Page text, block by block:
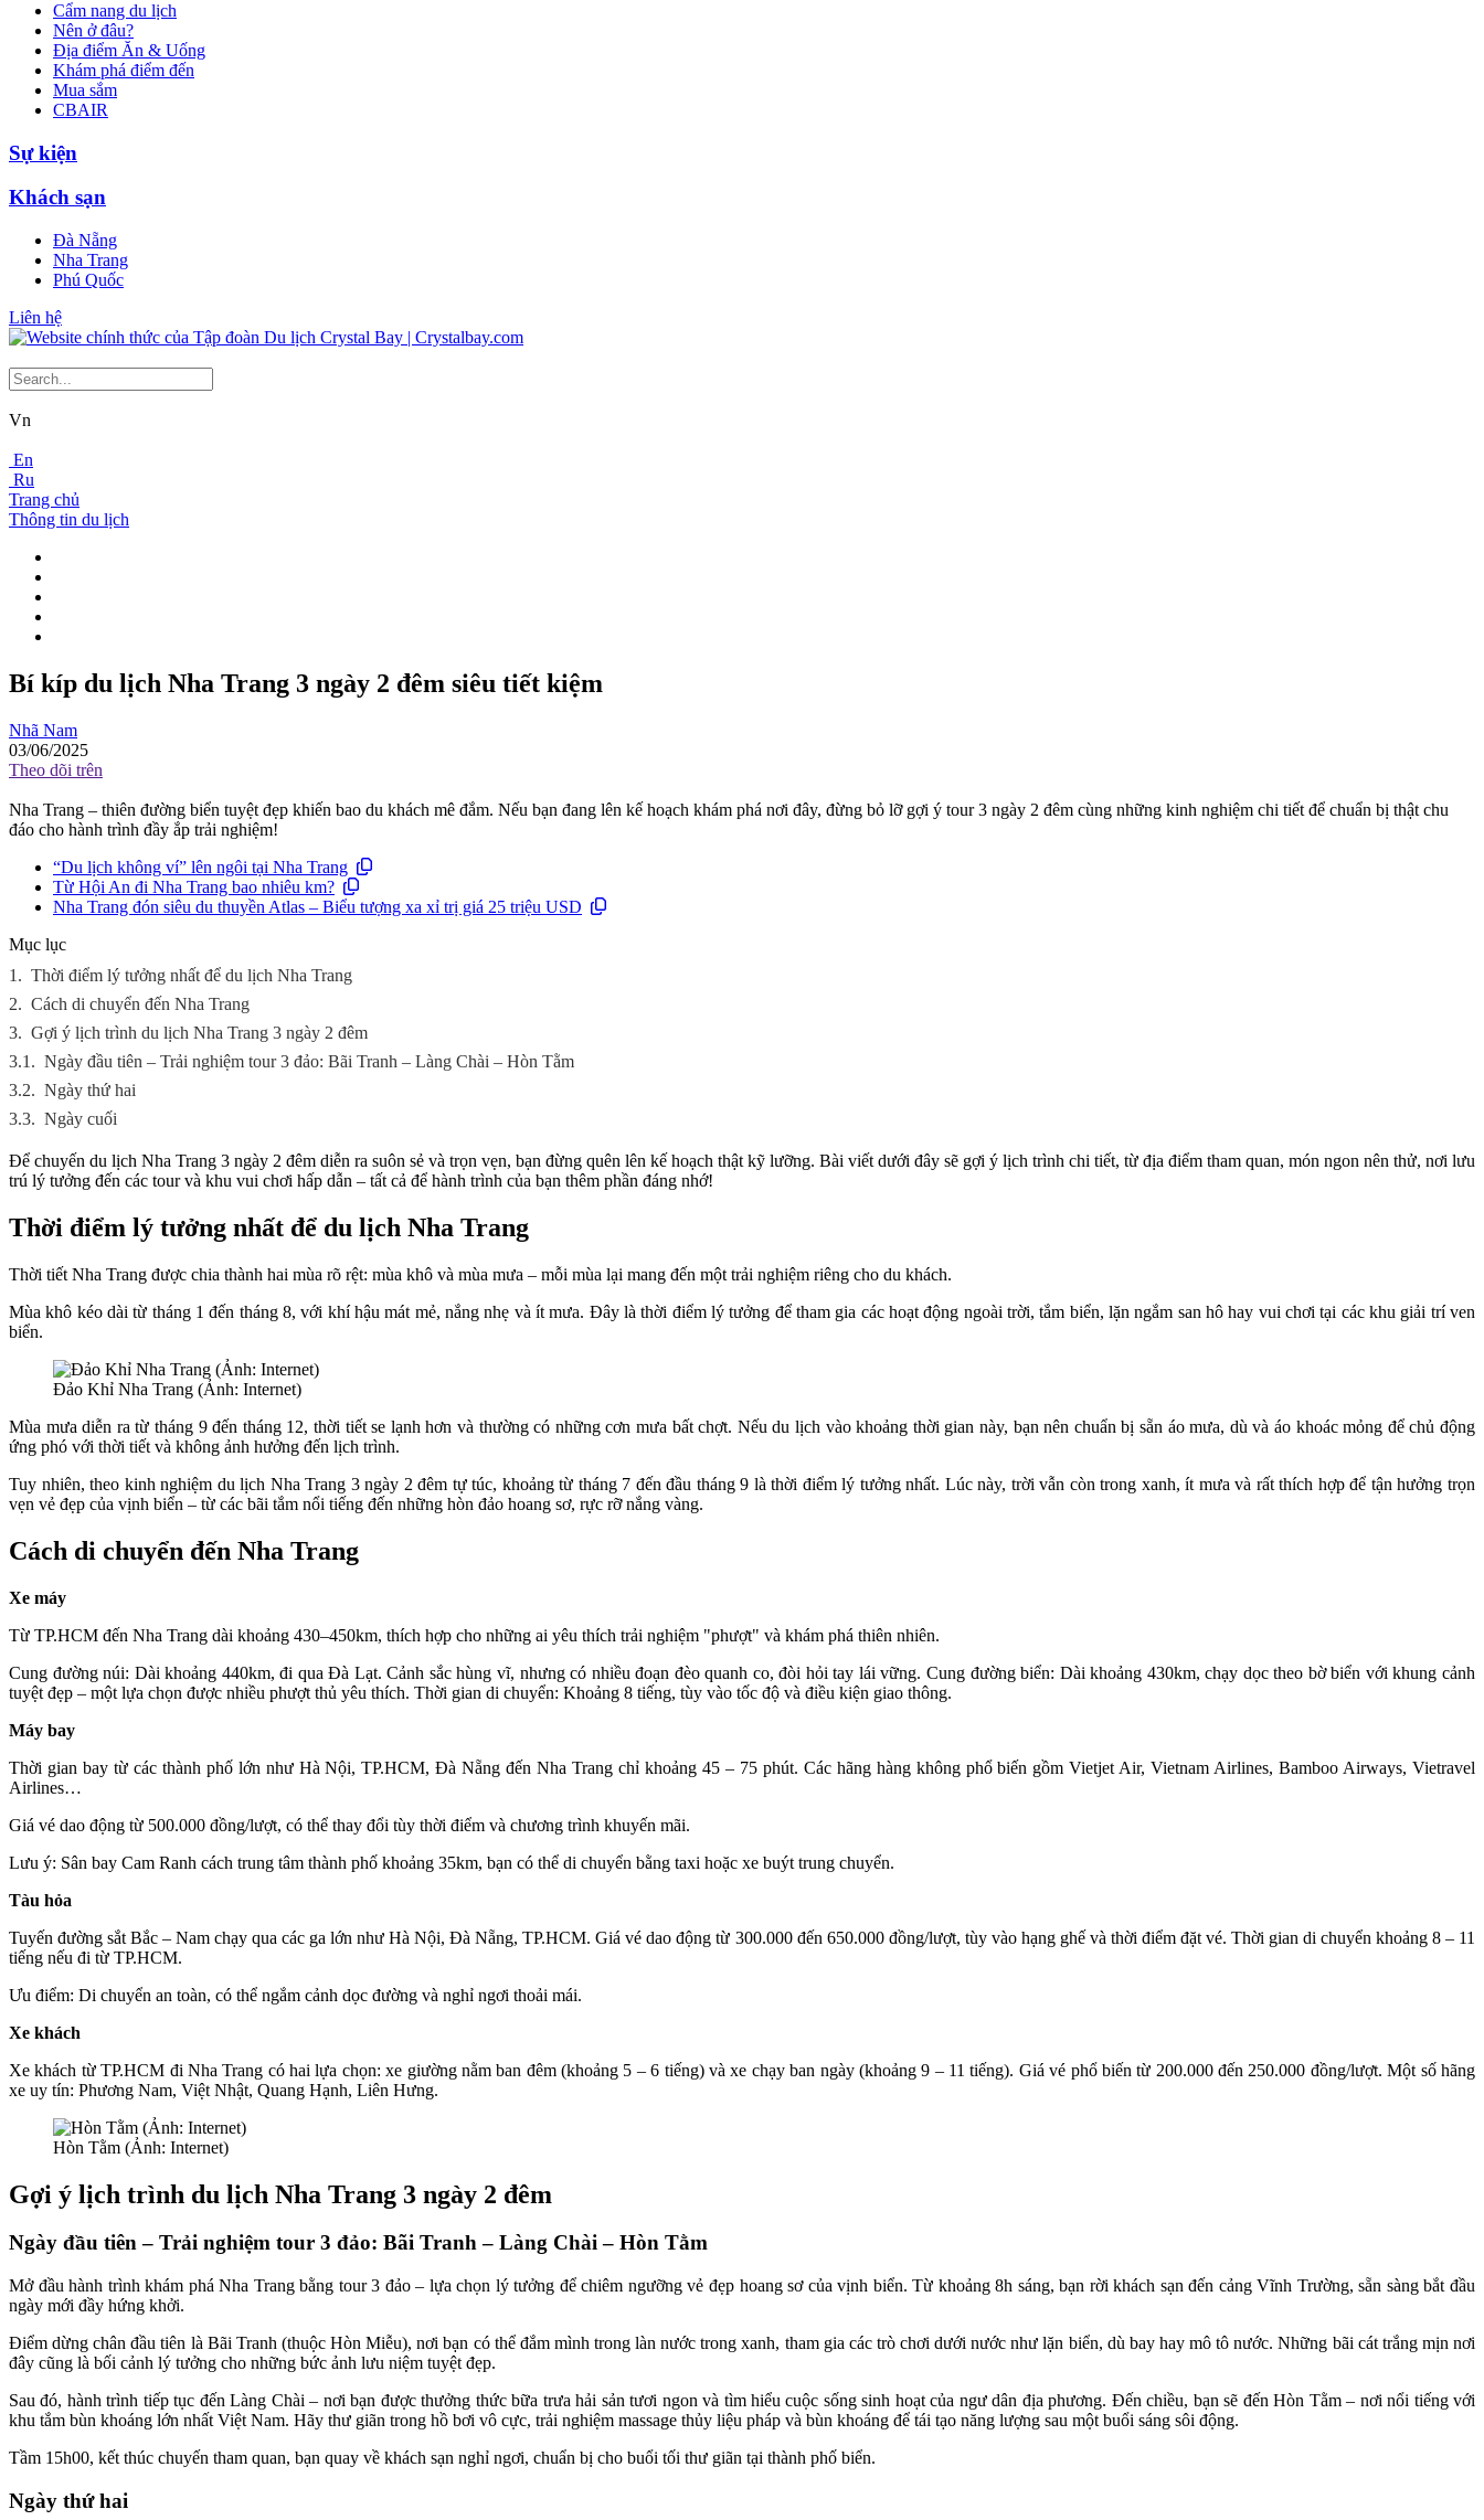
Cẩm nang du lịch
Nên ở đâu?
Địa điểm Ăn & Uống
Khám phá điểm đến
Mua sắm
CBAIR
Sự kiện
Khách sạn
Đà Nẵng
Nha Trang
Phú Quốc
Liên hệ
Vn
En
Ru
Trang chủ
Thông tin du lịch
Bí kíp du lịch Nha Trang 3 ngày 2 đêm siêu tiết kiệm
Nhã Nam
03/06/2025
Theo dõi trên
Nha Trang – thiên đường biển tuyệt đẹp khiến bao du khách mê đắm. Nếu bạn đang lên kế hoạch khám phá nơi đây, đừng bỏ lỡ gợi ý tour 3 ngày 2 đêm cùng những kinh nghiệm chi tiết để chuẩn bị thật chu
đáo cho hành trình đầy ắp trải nghiệm!
“Du lịch không ví” lên ngôi tại Nha Trang
Từ Hội An đi Nha Trang bao nhiêu km?
Nha Trang đón siêu du thuyền Atlas – Biểu tượng xa xỉ trị giá 25 triệu USD
Mục lục
1. Thời điểm lý tưởng nhất để du lịch Nha Trang
2. Cách di chuyển đến Nha Trang
3. Gợi ý lịch trình du lịch Nha Trang 3 ngày 2 đêm
3.1. Ngày đầu tiên – Trải nghiệm tour 3 đảo: Bãi Tranh – Làng Chài – Hòn Tằm
3.2. Ngày thứ hai
3.3. Ngày cuối
Để chuyến du lịch Nha Trang 3 ngày 2 đêm diễn ra suôn sẻ và trọn vẹn, bạn đừng quên lên kế hoạch thật kỹ lưỡng. Bài viết dưới đây sẽ gợi ý lịch trình chi tiết, từ địa điểm tham quan, món ngon nên thử, nơi lưu
trú lý tưởng đến các tour và khu vui chơi hấp dẫn – tất cả để hành trình của bạn thêm phần đáng nhớ!
Thời điểm lý tưởng nhất để du lịch Nha Trang
Thời tiết Nha Trang được chia thành hai mùa rõ rệt: mùa khô và mùa mưa – mỗi mùa lại mang đến một trải nghiệm riêng cho du khách.
Mùa khô kéo dài từ tháng 1 đến tháng 8, với khí hậu mát mẻ, nắng nhẹ và ít mưa. Đây là thời điểm lý tưởng để tham gia các hoạt động ngoài trời, tắm biển, lặn ngắm san hô hay vui chơi tại các khu giải trí ven
biển.
Đảo Khỉ Nha Trang (Ảnh: Internet)
Mùa mưa diễn ra từ tháng 9 đến tháng 12, thời tiết se lạnh hơn và thường có những cơn mưa bất chợt. Nếu du lịch vào khoảng thời gian này, bạn nên chuẩn bị sẵn áo mưa, dù và áo khoác mỏng để chủ động
ứng phó với thời tiết và không ảnh hưởng đến lịch trình.
Tuy nhiên, theo kinh nghiệm du lịch Nha Trang 3 ngày 2 đêm tự túc, khoảng từ tháng 7 đến đầu tháng 9 là thời điểm lý tưởng nhất. Lúc này, trời vẫn còn trong xanh, ít mưa và rất thích hợp để tận hưởng trọn
vẹn vẻ đẹp của vịnh biển – từ các bãi tắm nổi tiếng đến những hòn đảo hoang sơ, rực rỡ nắng vàng.
Cách di chuyển đến Nha Trang
Xe máy
Từ TP.HCM đến Nha Trang dài khoảng 430–450km, thích hợp cho những ai yêu thích trải nghiệm "phượt" và khám phá thiên nhiên.
Cung đường núi: Dài khoảng 440km, đi qua Đà Lạt. Cảnh sắc hùng vĩ, nhưng có nhiều đoạn đèo quanh co, đòi hỏi tay lái vững. Cung đường biển: Dài khoảng 430km, chạy dọc theo bờ biển với khung cảnh
tuyệt đẹp – một lựa chọn được nhiều phượt thủ yêu thích. Thời gian di chuyển: Khoảng 8 tiếng, tùy vào tốc độ và điều kiện giao thông.
Máy bay
Thời gian bay từ các thành phố lớn như Hà Nội, TP.HCM, Đà Nẵng đến Nha Trang chỉ khoảng 45 – 75 phút. Các hãng hàng không phổ biến gồm Vietjet Air, Vietnam Airlines, Bamboo Airways, Vietravel
Airlines…
Giá vé dao động từ 500.000 đồng/lượt, có thể thay đổi tùy thời điểm và chương trình khuyến mãi.
Lưu ý: Sân bay Cam Ranh cách trung tâm thành phố khoảng 35km, bạn có thể di chuyển bằng taxi hoặc xe buýt trung chuyển.
Tàu hỏa
Tuyến đường sắt Bắc – Nam chạy qua các ga lớn như Hà Nội, Đà Nẵng, TP.HCM. Giá vé dao động từ 300.000 đến 650.000 đồng/lượt, tùy vào hạng ghế và thời điểm đặt vé. Thời gian di chuyển khoảng 8 – 11
tiếng nếu đi từ TP.HCM.
Ưu điểm: Di chuyển an toàn, có thể ngắm cảnh dọc đường và nghỉ ngơi thoải mái.
Xe khách
Xe khách từ TP.HCM đi Nha Trang có hai lựa chọn: xe giường nằm ban đêm (khoảng 5 – 6 tiếng) và xe chạy ban ngày (khoảng 9 – 11 tiếng). Giá vé phổ biến từ 200.000 đến 250.000 đồng/lượt. Một số hãng
xe uy tín: Phương Nam, Việt Nhật, Quang Hạnh, Liên Hưng.
Hòn Tằm (Ảnh: Internet)
Gợi ý lịch trình du lịch Nha Trang 3 ngày 2 đêm
Ngày đầu tiên – Trải nghiệm tour 3 đảo: Bãi Tranh – Làng Chài – Hòn Tằm
Mở đầu hành trình khám phá Nha Trang bằng tour 3 đảo – lựa chọn lý tưởng để chiêm ngưỡng vẻ đẹp hoang sơ của vịnh biển. Từ khoảng 8h sáng, bạn rời khách sạn đến cảng Vĩnh Trường, sẵn sàng bắt đầu
ngày mới đầy hứng khởi.
Điểm dừng chân đầu tiên là Bãi Tranh (thuộc Hòn Miễu), nơi bạn có thể đắm mình trong làn nước trong xanh, tham gia các trò chơi dưới nước như lặn biển, dù bay hay mô tô nước. Những bãi cát trắng mịn nơi
đây cũng là bối cảnh lý tưởng cho những bức ảnh lưu niệm tuyệt đẹp.
Sau đó, hành trình tiếp tục đến Làng Chài – nơi bạn được thưởng thức bữa trưa hải sản tươi ngon và tìm hiểu cuộc sống sinh hoạt của ngư dân địa phương. Đến chiều, bạn sẽ đến Hòn Tằm – nơi nổi tiếng với
khu tắm bùn khoáng lớn nhất Việt Nam. Hãy thư giãn trong hồ bơi vô cực, trải nghiệm massage thủy liệu pháp và bùn khoáng để tái tạo năng lượng sau một buổi sáng sôi động.
Tầm 15h00, kết thúc chuyến tham quan, bạn quay về khách sạn nghỉ ngơi, chuẩn bị cho buổi tối thư giãn tại thành phố biển.
Ngày thứ hai